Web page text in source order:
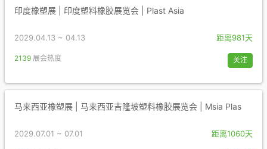
印度橡塑展 | 印度塑料橡胶展览会 | Plast Asia
2029.04.13 ~ 04.13 距离981天
2139 展会热度 关注
马来西亚橡塑展 | 马来西亚吉隆坡塑料橡胶展览会 | Msia Plas
2029.07.01 ~ 07.01 距离1060天